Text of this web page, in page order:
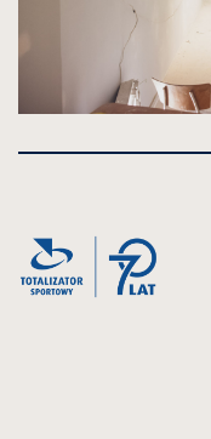
spowoduje
rozmiarów
oryginalnych